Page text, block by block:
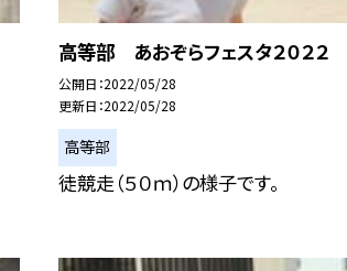
高等部 あおぞらフェスタ２０２２
公開日 2022/05/28
更新日 2022/05/28
高等部
徒競走（５０ｍ）の様子です。